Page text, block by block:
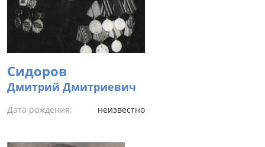
Сидоров
Дмитрий Дмитриевич
Дата рождения: неизвестно